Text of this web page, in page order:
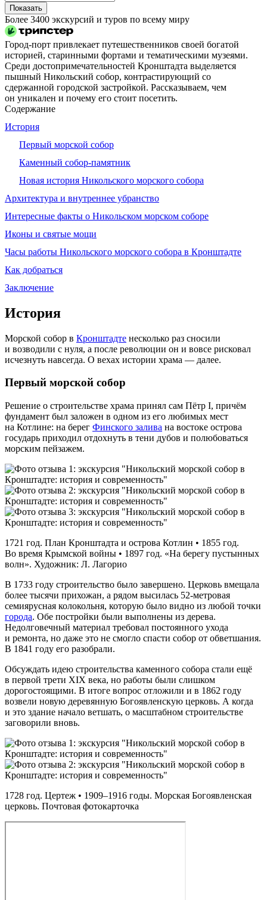
Показать
Более 3400 экскурсий и туров по всему миру
Город‑порт привлекает путешественников своей богатой
историей, старинными фортами и тематическими музеями.
Среди до­сто­при­ме­ча­тель­но­стей Кронштадта выделяется
пышный Никольский собор, контрастирующий со
сдержанной городской застройкой. Рассказываем, чем
он уникален и почему его стоит посетить.
Содержание
История
Первый морской собор
Каменный собор‑памятник
Новая история Никольского морского собора
Архитектура и внутреннее убранство
Интересные факты о Никольском морском соборе
Иконы и святые мощи
Часы работы Никольского морского собора в Кронштадте
Как добраться
Заключение
История
Морской собор в Кронштадте несколько раз сносили
и возводили с нуля, а после революции он и вовсе рисковал
исчезнуть навсегда. О вехах истории храма — далее.
Первый морской собор
Решение о строительстве храма принял сам Пётр I, причём
фундамент был заложен в одном из его любимых мест
на Котлине: на берег Финского залива на востоке острова
государь приходил отдохнуть в тени дубов и полюбоваться
морским пейзажем.
1721 год. План Кронштадта и острова Котлин • 1855 год.
Во время Крымской войны • 1897 год. «На берегу пустынных
волн». Художник: Л. Лагорио
В 1733 году строительство было завершено. Церковь вмещала
более тысячи прихожан, а рядом высилась 52‑метровая
семиярусная колокольня, которую было видно из любой точки
города. Обе постройки были выполнены из дерева.
Недолговечный материал требовал постоянного ухода
и ремонта, но даже это не смогло спасти собор от обветшания.
В 1841 году его разобрали.
Обсуждать идею строительства каменного собора стали ещё
в первой трети XIX века, но работы были слишком
дорогостоящими. В итоге вопрос отложили и в 1862 году
возвели новую деревянную Богоявленскую церковь. А когда
и это здание начало ветшать, о масштабном строительстве
заговорили вновь.
1728 год. Цертеж • 1909–1916 годы. Морская Богоявленская
церковь. Почтовая фотокарточка